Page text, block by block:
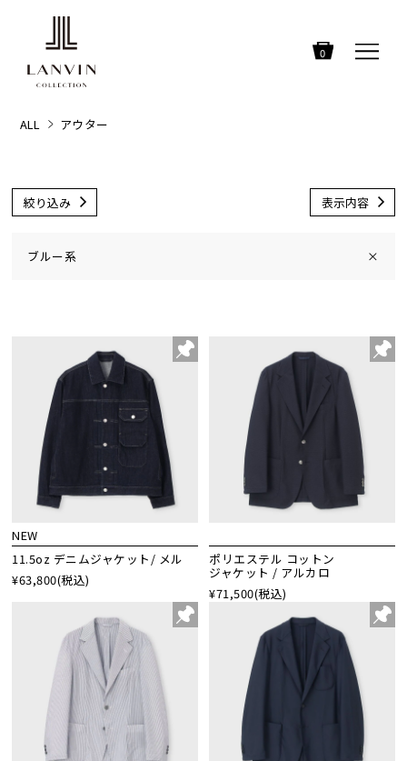
0
ALL アウター
絞り込み 表示内容
ブルー系 ×
NEW
11.5oz デニムジャケット/ メル
¥63,800(税込)
ポリエステル コットン
ジャケット / アルカロ
¥71,500(税込)